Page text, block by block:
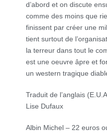
d’abord et on discute
comme des moins que
finissent par créer une
tient surtout de
la terreur dans tout le
est une oeuvre âpre et
un western tragique
Traduit de l’anglais
Lise Dufaux
Albin Michel – 22 euros